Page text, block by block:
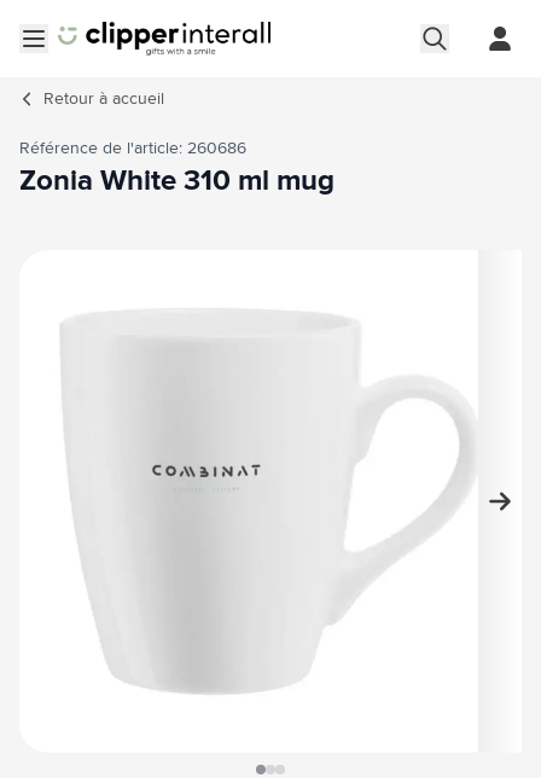
Retour à accueil
Référence de l'article: 260686
Zonia White 310 ml mug